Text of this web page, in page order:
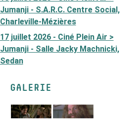
Jumanji - S.A.R.C. Centre Social,
Charleville-Mézières
17 juillet 2026 - Ciné Plein Air >
Jumanji - Salle Jacky Machnicki,
Sedan
GALERIE